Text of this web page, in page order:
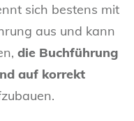
sich bestens mit
aus und kann
die Buchführung
auf korrekt